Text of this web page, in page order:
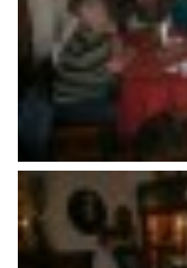
SEZNAM ČLENŮ SDH
MLADÍ HASIČI
LETNÍ AREÁL U NÁDRŽKY
HISTORIE
VAROVÁNÍ OBYVATELSTVA